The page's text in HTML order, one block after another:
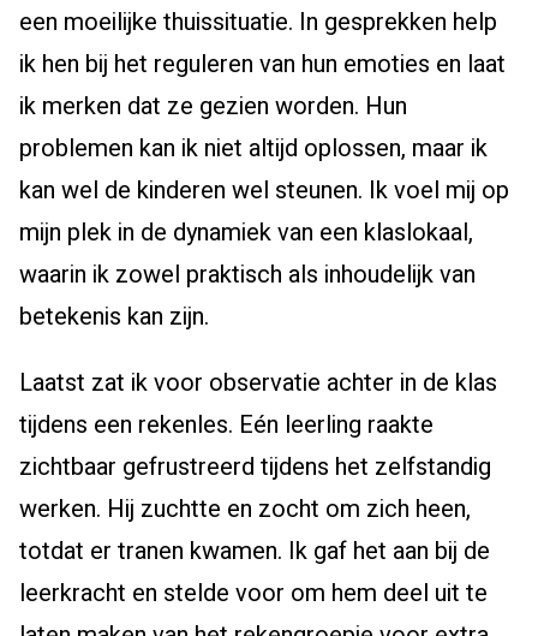
een moeilijke thuissituatie. In gesprekken help
ik hen bij het reguleren van hun emoties en laat
ik merken dat ze gezien worden. Hun
problemen kan ik niet altijd oplossen, maar ik
kan wel de kinderen wel steunen. Ik voel mij op
mijn plek in de dynamiek van een klaslokaal,
waarin ik zowel praktisch als inhoudelijk van
betekenis kan zijn.
Laatst zat ik voor observatie achter in de klas
tijdens een rekenles. Eén leerling raakte
zichtbaar gefrustreerd tijdens het zelfstandig
werken. Hij zuchtte en zocht om zich heen,
totdat er tranen kwamen. Ik gaf het aan bij de
leerkracht en stelde voor om hem deel uit te